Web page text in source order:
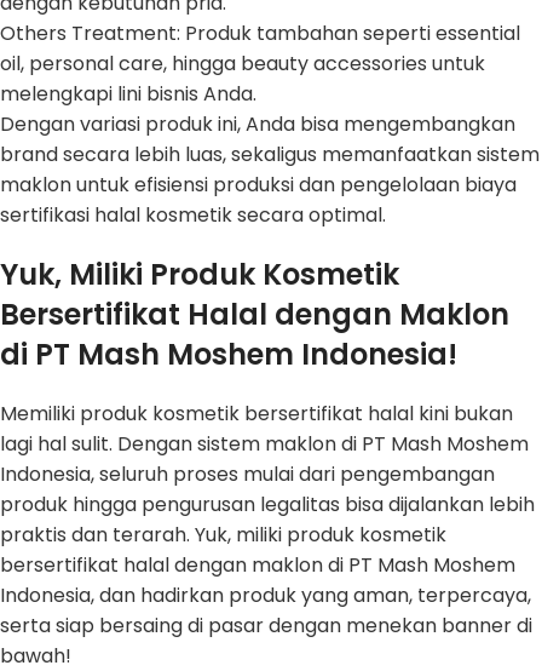
Others Treatment: Produk tambahan seperti essential
oil, personal care, hingga beauty accessories untuk
melengkapi lini bisnis Anda.
Dengan variasi produk ini, Anda bisa mengembangkan
brand secara lebih luas, sekaligus memanfaatkan sistem
maklon untuk efisiensi produksi dan pengelolaan biaya
sertifikasi halal kosmetik secara optimal.
Yuk, Miliki Produk Kosmetik
Bersertifikat Halal dengan Maklon
di PT Mash Moshem Indonesia!
Memiliki produk kosmetik bersertifikat halal kini bukan
lagi hal sulit. Dengan sistem maklon di PT Mash Moshem
Indonesia, seluruh proses mulai dari pengembangan
produk hingga pengurusan legalitas bisa dijalankan lebih
praktis dan terarah. Yuk, miliki produk kosmetik
bersertifikat halal dengan maklon di PT Mash Moshem
Indonesia, dan hadirkan produk yang aman, terpercaya,
serta siap bersaing di pasar dengan menekan banner di
bawah!